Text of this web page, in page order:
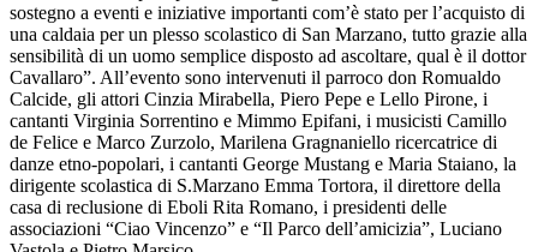
sostegno a eventi e iniziative importanti com’è stato per l’acquisto di
una caldaia per un plesso scolastico di San Marzano, tutto grazie alla
sensibilità di un uomo semplice disposto ad ascoltare, qual è il dottor
Cavallaro”. All’evento sono intervenuti il parroco don Romualdo
Calcide, gli attori Cinzia Mirabella, Piero Pepe e Lello Pirone, i
cantanti Virginia Sorrentino e Mimmo Epifani, i musicisti Camillo
de Felice e Marco Zurzolo, Marilena Gragnaniello ricercatrice di
danze etno-popolari, i cantanti George Mustang e Maria Staiano, la
dirigente scolastica di S.Marzano Emma Tortora, il direttore della
casa di reclusione di Eboli Rita Romano, i presidenti delle
associazioni “Ciao Vincenzo” e “Il Parco dell’amicizia”, Luciano